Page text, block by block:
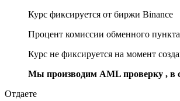
Курс фиксируется от биржи Binance
Процент комиссии обменного
Курс не фиксируется на момент
Мы производим AML проверку , в
Отдаете